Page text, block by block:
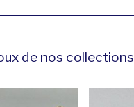
de nos collections